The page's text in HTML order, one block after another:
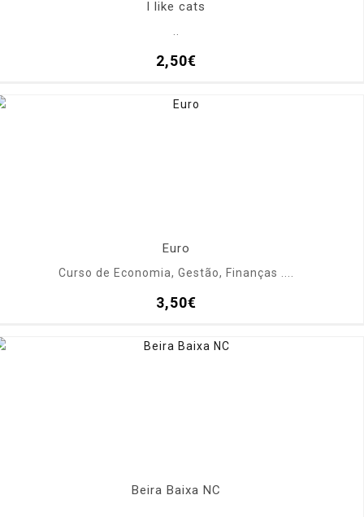
I like cats
2,50€
Euro
Curso de Economia, Gestão, Finanças ....
3,50€
Beira Baixa NC